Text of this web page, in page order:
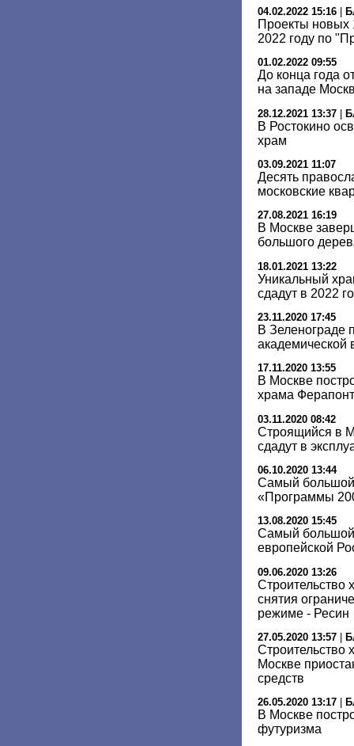
04.02.2022 15:16
Проекты новых
2022 году по
01.02.2022 09:55
До конца года
на западе
28.12.2021 13:37 |
В Ростокино
храм
03.09.2021 11:07
Десять
московские
27.08.2021 16:19
В Москве
большого
18.01.2021 13:22
Уникальный
сдадут в 2022
23.11.2020 17:45
В Зеленограде
академической
17.11.2020 13:55
В Москве
храма
03.11.2020 08:42
Строящийся в
сдадут в
06.10.2020 13:44
Самый большой
«Программы
13.08.2020 15:45
Самый
европейской
09.06.2020 13:26
Cтроительство
снятия
режиме - Ресин
27.05.2020 13:57
Строительство
Москве
средств
26.05.2020 13:17
В Москве
футуризма